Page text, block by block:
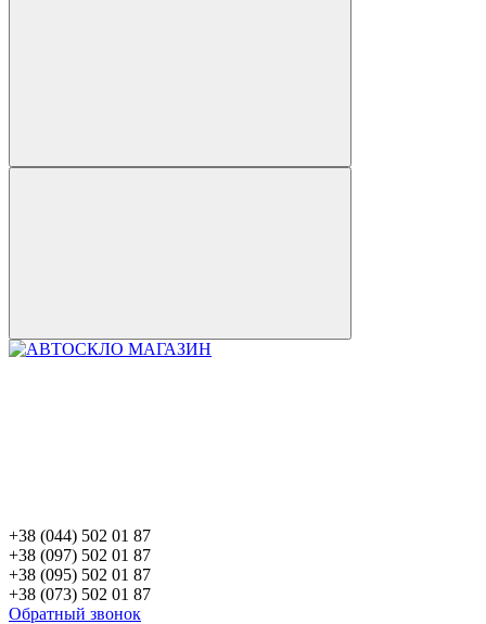
+38 (044) 502 01 87
+38 (097) 502 01 87
+38 (095) 502 01 87
+38 (073) 502 01 87
Обратный звонок